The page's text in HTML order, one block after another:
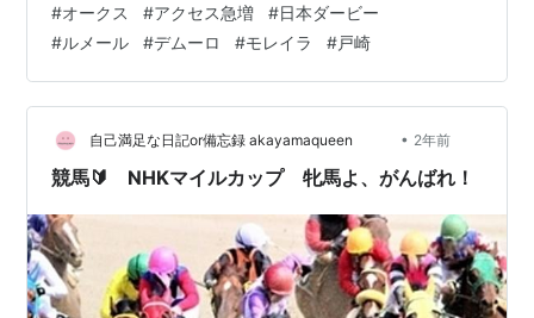
ス解析を見てみると、ちょうど↓こんな感じで急増して
いたのだ。 日曜の15時から16時ころにアクセスがめちゃ
くちゃ増えていたのである。 ははん、なるほど。 オーク
スのレースがちょうど終わった頃合いだ。 どうもレース
後に、競馬ファンはネットで検索するという行動をとる
ようなのだ。 私の投稿は、そ…
#オークス #アクセス急増 #日本ダービー
#ルメール #デムーロ #モレイラ #戸崎
自己満足な日記or備忘録 akayamaqueen • 2年前
競馬🔰 NHKマイルカップ 牝馬よ、がんばれ！